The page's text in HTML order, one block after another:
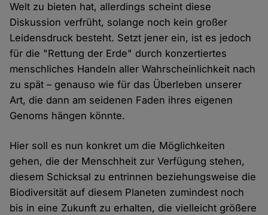
Welt zu bieten hat, allerdings scheint diese
Diskussion verfrüht, solange noch kein großer
Leidensdruck besteht. Setzt jener ein, ist es jedoch
für die "Rettung der Erde" durch konzertiertes
menschliches Handeln aller Wahrscheinlichkeit nach
zu spät – genauso wie für das Überleben unserer
Art, die dann am seidenen Faden ihres eigenen
Genoms hängen könnte.
Hier soll es nun konkret um die Möglichkeiten
gehen, die der Menschheit zur Verfügung stehen,
diesem Schicksal zu entrinnen beziehungsweise die
Biodiversität auf diesem Planeten zumindest noch
bis in eine Zukunft zu erhalten, die vielleicht größere